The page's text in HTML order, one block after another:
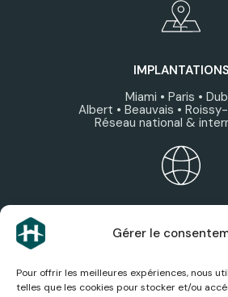
Gérer le
Pour offrir les meilleures expériences, nous
telles que les cookies pour stocker et/ou
IMPLANTATIONS
Miami • Paris •
Albert • Beauvais •
Réseau national &
Découvrez les expertises,